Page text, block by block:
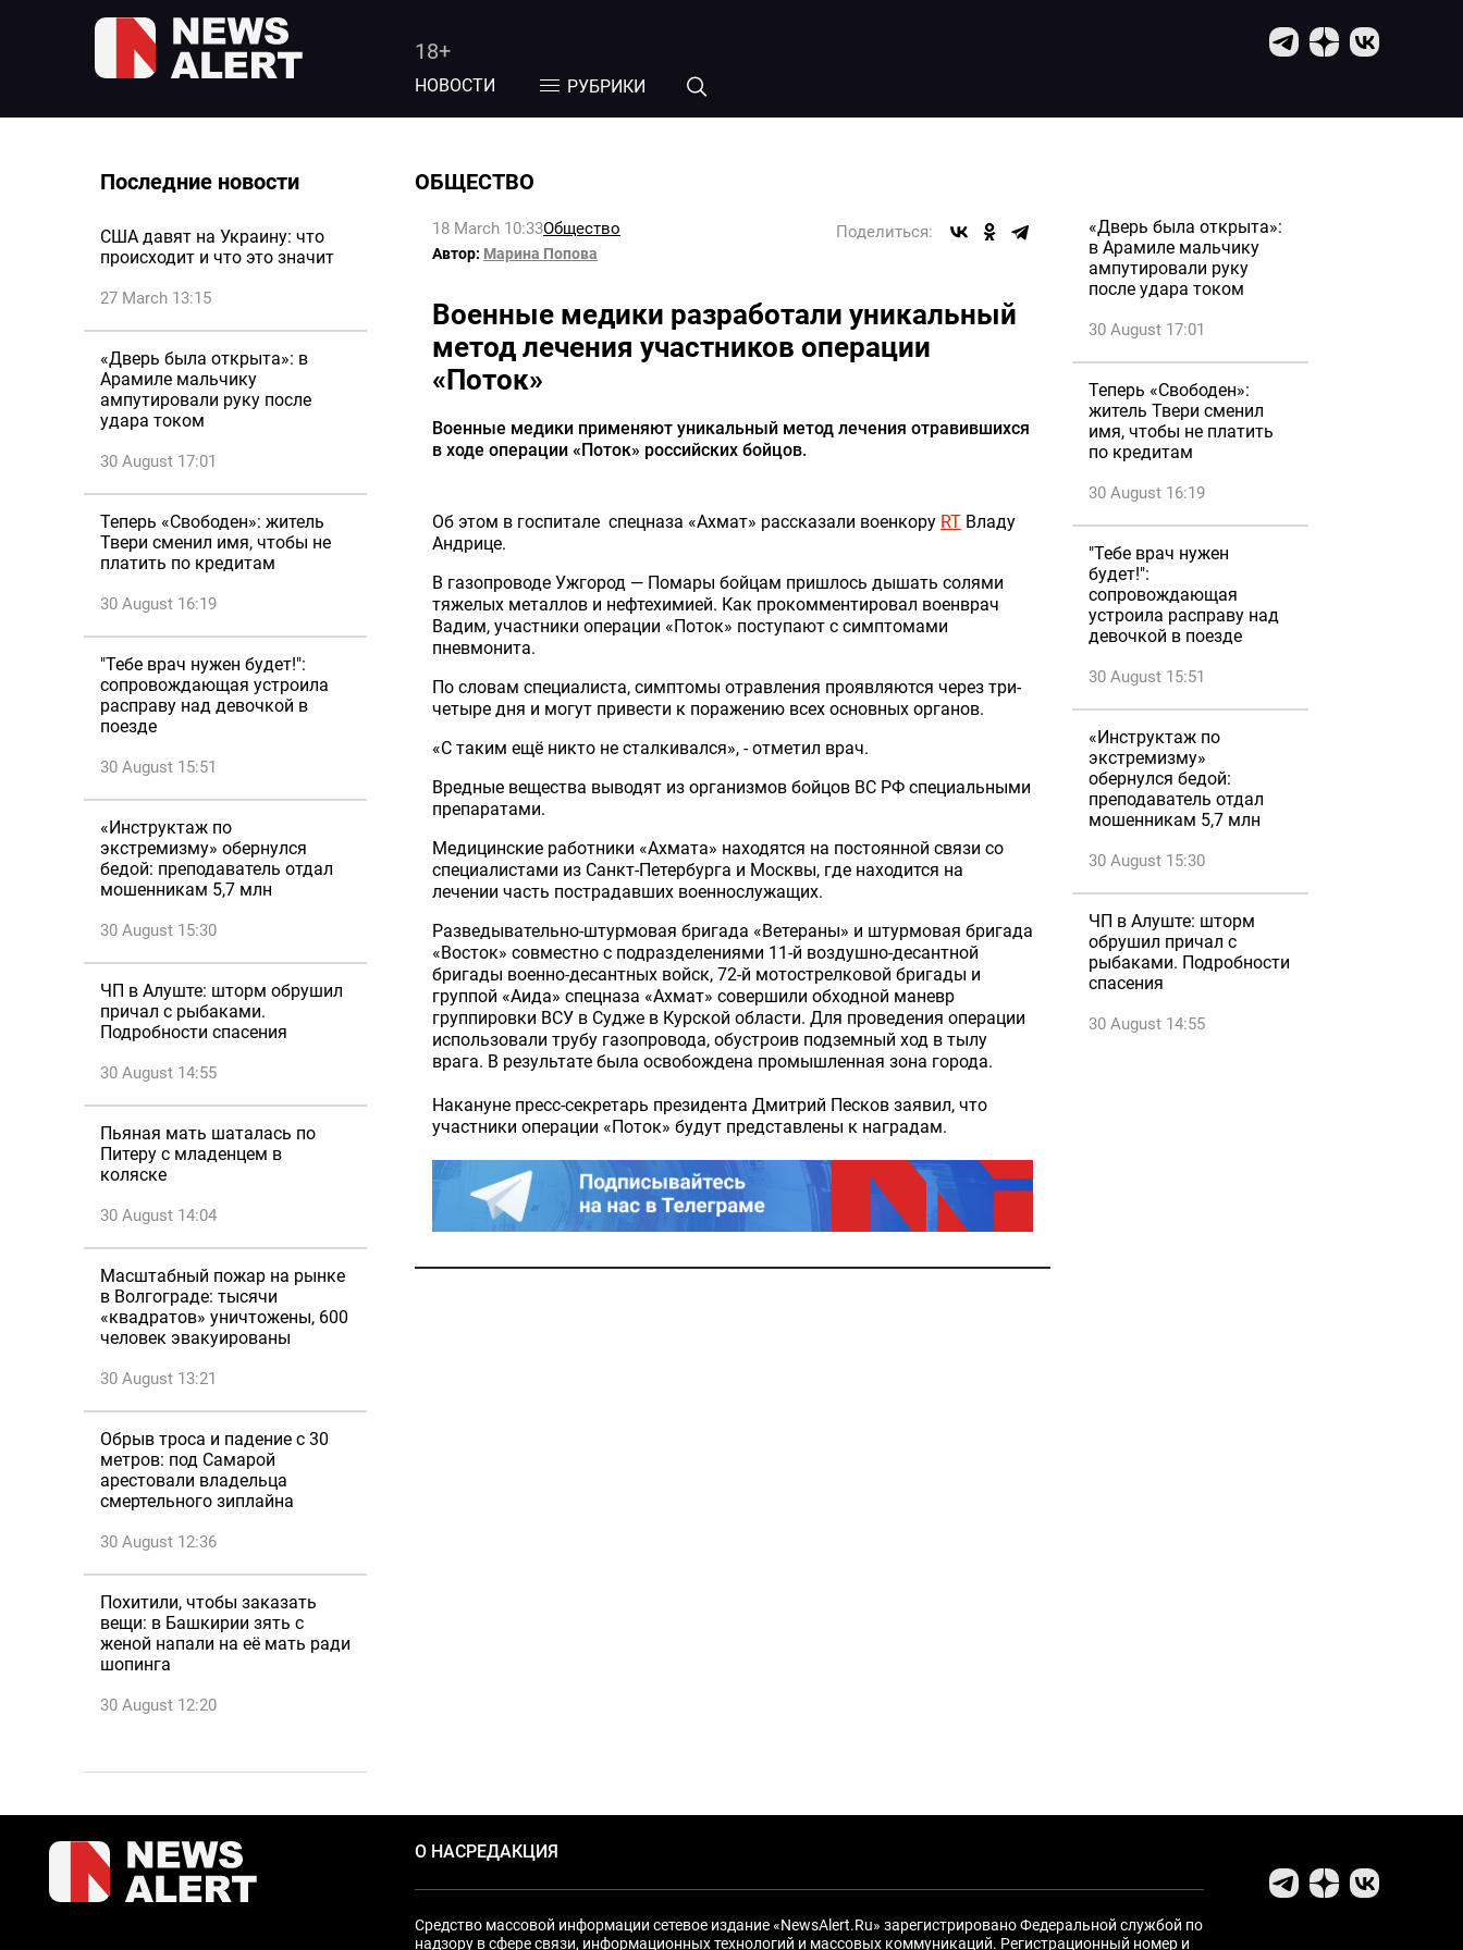
18+
НОВОСТИ РУБРИКИ
Последние новости
США давят на Украину: что
происходит и что это значит
27 March 13:15
«Дверь была открыта»: в
Арамиле мальчику
ампутировали руку после
удара током
30 August 17:01
Теперь «Свободен»: житель
Твери сменил имя, чтобы не
платить по кредитам
30 August 16:19
"Тебе врач нужен будет!":
сопровождающая устроила
расправу над девочкой в
поезде
30 August 15:51
«Инструктаж по
экстремизму» обернулся
бедой: преподаватель отдал
мошенникам 5,7 млн
30 August 15:30
ЧП в Алуште: шторм обрушил
причал с рыбаками.
Подробности спасения
30 August 14:55
Пьяная мать шаталась по
Питеру с младенцем в
коляске
30 August 14:04
Масштабный пожар на рынке
в Волгограде: тысячи
«квадратов» уничтожены, 600
человек эвакуированы
30 August 13:21
Обрыв троса и падение с 30
метров: под Самарой
арестовали владельца
смертельного зиплайна
30 August 12:36
Похитили, чтобы заказать
вещи: в Башкирии зять с
женой напали на её мать ради
шопинга
30 August 12:20
ОБЩЕСТВО
18 March 10:33Общество Поделиться:
Автор: Марина Попова
Военные медики разработали уникальный
метод лечения участников операции
«Поток»
Военные медики применяют уникальный метод лечения отравившихся
в ходе операции «Поток» российских бойцов.
Об этом в госпитале спецназа «Ахмат» рассказали военкору RT Владу
Андрице.
В газопроводе Ужгород — Помары бойцам пришлось дышать солями
тяжелых металлов и нефтехимией. Как прокомментировал военврач
Вадим, участники операции «Поток» поступают с симптомами
пневмонита.
По словам специалиста, симптомы отравления проявляются через три-
четыре дня и могут привести к поражению всех основных органов.
«С таким ещё никто не сталкивался», - отметил врач.
Вредные вещества выводят из организмов бойцов ВС РФ специальными
препаратами.
Медицинские работники «Ахмата» находятся на постоянной связи со
специалистами из Санкт-Петербурга и Москвы, где находится на
лечении часть пострадавших военнослужащих.
Разведывательно-штурмовая бригада «Ветераны» и штурмовая бригада
«Восток» совместно с подразделениями 11-й воздушно-десантной
бригады военно-десантных войск, 72-й мотострелковой бригады и
группой «Аида» спецназа «Ахмат» совершили обходной маневр
группировки ВСУ в Судже в Курской области. Для проведения операции
использовали трубу газопровода, обустроив подземный ход в тылу
врага. В результате была освобождена промышленная зона города.
Накануне пресс-секретарь президента Дмитрий Песков заявил, что
участники операции «Поток» будут представлены к наградам.
«Дверь была открыта»:
в Арамиле мальчику
ампутировали руку
после удара током
30 August 17:01
Теперь «Свободен»:
житель Твери сменил
имя, чтобы не платить
по кредитам
30 August 16:19
"Тебе врач нужен
будет!":
сопровождающая
устроила расправу над
девочкой в поезде
30 August 15:51
«Инструктаж по
экстремизму»
обернулся бедой:
преподаватель отдал
мошенникам 5,7 млн
30 August 15:30
ЧП в Алуште: шторм
обрушил причал с
рыбаками. Подробности
спасения
30 August 14:55
О НАСРЕДАКЦИЯ
Средство массовой информации сетевое издание «NewsAlert.Ru» зарегистрировано Федеральной службой по
надзору в сфере связи, информационных технологий и массовых коммуникаций. Регистрационный номер и